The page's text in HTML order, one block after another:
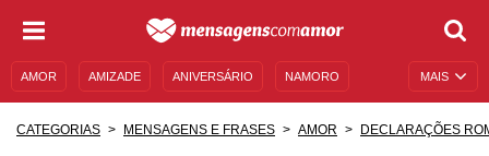
MAIS
AMOR AMIZADE ANIVERSÁRIO NAMORO
CATEGORIAS MENSAGENS E FRASES AMOR DECLARAÇÕES